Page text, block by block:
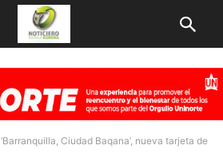
‘Barranquilla, Ciudad Baqana’, nueva tarjeta de